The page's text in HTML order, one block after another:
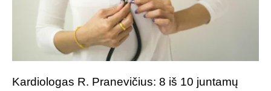
Kardiologas R. Pranevičius: 8 iš 10 juntamų